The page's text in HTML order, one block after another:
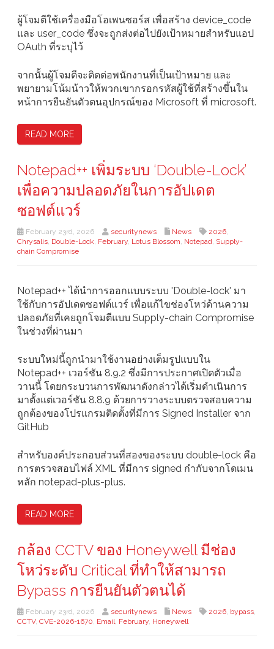
ผู้โจมตีใช้เครื่องมือโอเพนซอร์ส เพื่อสร้าง device_code
และ user_code ซึ่งจะถูกส่งต่อไปยังเป้าหมายสำหรับแอป
OAuth ที่ระบุไว้
จากนั้นผู้โจมตีจะติดต่อพนักงานที่เป็นเป้าหมาย และ
พยายามโน้มน้าวให้พวกเขากรอกรหัสผู้ใช้ที่สร้างขึ้นใน
หน้าการยืนยันตัวตนอุปกรณ์ของ Microsoft ที่ microsoft.
READ MORE
Notepad++ เพิ่มระบบ ‘Double-Lock’
เพื่อความปลอดภัยในการอัปเดต
ซอฟต์แวร์
February 23rd, 2026 securitynews News 2026,
Chrysalis, Double-Lock, February, Lotus Blossom, Notepad, Supply-
chain Compromise
Notepad++ ได้นำการออกแบบระบบ 'Double-lock' มา
ใช้กับการอัปเดตซอฟต์แวร์ เพื่อแก้ไขช่องโหว่ด้านความ
ปลอดภัยที่เคยถูกโจมตีแบบ Supply-chain Compromise
ในช่วงที่ผ่านมา
ระบบใหม่นี้ถูกนำมาใช้งานอย่างเต็มรูปแบบใน
Notepad++ เวอร์ชัน 8.9.2 ซึ่งมีการประกาศเปิดตัวเมื่อ
วานนี้ โดยกระบวนการพัฒนาดังกล่าวได้เริ่มดำเนินการ
มาตั้งแต่เวอร์ชัน 8.8.9 ด้วยการวางระบบตรวจสอบความ
ถูกต้องของโปรแกรมติดตั้งที่มีการ Signed Installer จาก
GitHub
สำหรับองค์ประกอบส่วนที่สองของระบบ double-lock คือ
การตรวจสอบไฟล์ XML ที่มีการ signed กำกับจากโดเมน
หลัก notepad-plus-plus.
READ MORE
กล้อง CCTV ของ Honeywell มีช่อง
โหว่ระดับ Critical ที่ทำให้สามารถ
Bypass การยืนยันตัวตนได้
February 23rd, 2026 securitynews News 2026, bypass,
CCTV, CVE-2026-1670, Email, February, Honeywell